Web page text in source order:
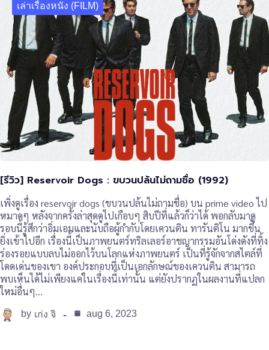
เล่าเรื่องหนัง (FILM)
[รีวิว] Reservoir Dogs : ขบวนปล้นไม่ถามชื่อ (1992)
เพิ่งดูเรื่อง reservoir dogs (ขบวนปล้นไม่ถามชื่อ) บน prime video ไป
หมาดๆ หลังจากครั้งล่าสุดดูไปเกือบๆ สิบปีที่แล้วก็ว่าได้ พอกลับมาดู
รอบนี้รู้สึกว่าอิ่มเอมและนับถือผู้กำกับโดยเควนติน ทารันติโน มากขึ้น
ยิ่งเข้าไปอีก เรื่องนี้เป็นภาพยนตร์ทริลเลอร์อาชญากรรมอันโด่งดังที่ทิ้ง
ร่องรอยแบบลบไม่ออกไว้บนโลกแห่งภาพยนตร์ เป็นที่รู้จักจากสไตล์ที่
โดดเด่นของเขา องค์ประกอบที่เป็นเอกลักษณ์ของเควนติน สามารถ
พบเห็นได้ไม่เพียงแค่ในเรื่องนี้เท่านั้น แต่ยังปรากฏในผลงานที่แปลก
ใหม่อื่นๆ…
by เก่ง จิ aug 6, 2023